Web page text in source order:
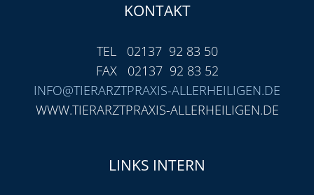
KONTAKT
TEL 02137 92 83 50
FAX 02137 92 83 52
INFO@TIERARZTPRAXIS-ALLERHEILIGEN.DE
WWW.TIERARZTPRAXIS-ALLERHEILIGEN.DE
LINKS INTERN